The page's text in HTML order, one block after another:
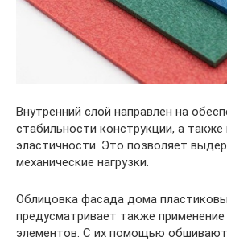
Внутренний слой направлен на
стабильности конструкции, а также
эластичности. Это позволяет
механические нагрузки.
Облицовка фасада дома
предусматривает также
элементов. С их помощью